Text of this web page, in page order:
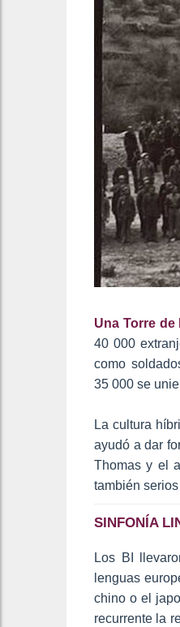
Una Torre
40 000
como
35 000 se
La cultura
ayudó a dar
Thomas y el
también
SINFONÍA
Los BI
lenguas
chino o el
recurrente la